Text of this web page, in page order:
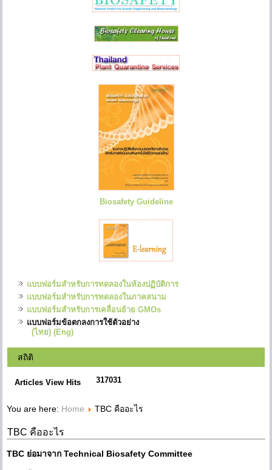
Biosafety Guideline
แบบฟอร์มสำหรับการทดลองในห้องปฏิบัติการ
แบบฟอร์มสำหรับการทดลองในภาคสนาม
แบบฟอร์มสำหรับการเคลื่อนย้าย GMOs
แบบฟอร์มข้อตกลงการใช้ตัวอย่าง
(ไทย) (Eng)
สถิติ
Articles View Hits 317031
You are here: Home TBC คืออะไร
TBC คืออะไร
TBC ย่อมาจาก Technical Biosafety Committee